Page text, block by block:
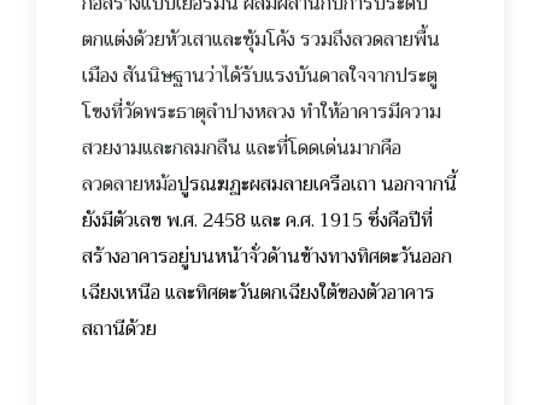
ตกแต่งด้วยหัวเสาและซุ้มโค้ง รวมถึงลวดลายพื้น
เมือง สันนิษฐานว่าได้รับแรงบันดาลใจจากประตู
โขงที่วัดพระธาตุลำปางหลวง ทำให้อาคารมีความ
สวยงามและกลมกลืน และที่โดดเด่นมากคือ
ลวดลายหม้อปูรณฆฏะผสมลายเครือเถา นอกจากนี้
ยังมีตัวเลข พ.ศ. 2458 และ ค.ศ. 1915 ซึ่งคือปีที่
สร้างอาคารอยู่บนหน้าจั่วด้านข้างทางทิศตะวันออก
เฉียงเหนือ และทิศตะวันตกเฉียงใต้ของตัวอาคาร
สถานีด้วย